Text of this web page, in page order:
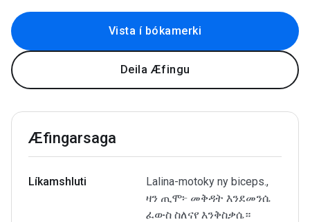
Vista í bókamerki
Deila Æfingu
Æfingarsaga
Líkamshluti
Lalina-motoky ny biceps.,
ዛን ጢሞ፦ መቅዳት እንደመንሴ
ፈውስ ስለናየ እንቅስቃሴ።